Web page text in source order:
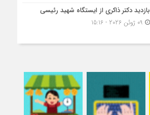
بازدید دکتر ذاکری از ایستگاه شهید رئیسی